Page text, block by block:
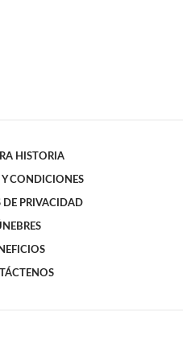
HISTORIA
CONDICIONES
DE PRIVACIDAD